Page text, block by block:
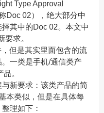
Type Approval
Doc 02），绝大部分中
其中的Doc 02。本文中
要求。
但是其实里面包含的流
一类是手机/通信类产
。
新要求：该类产品的简
本类似，但是在具体每
理如下：